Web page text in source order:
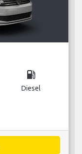
local_gas_station
Diesel